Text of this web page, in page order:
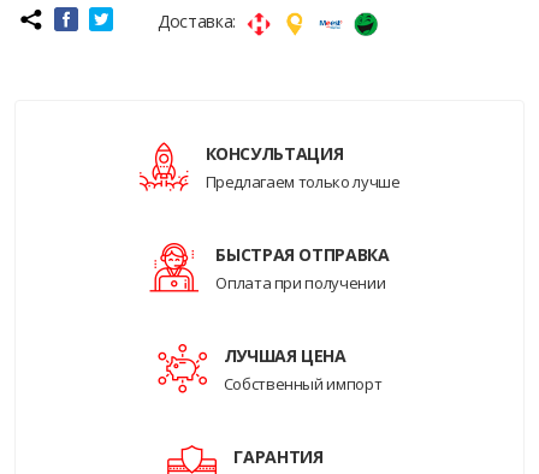
Доставка:
КОНСУЛЬТАЦИЯ
Предлагаем только лучше
БЫСТРАЯ ОТПРАВКА
Оплата при получении
ЛУЧШАЯ ЦЕНА
Собственный импорт
ГАРАНТИЯ